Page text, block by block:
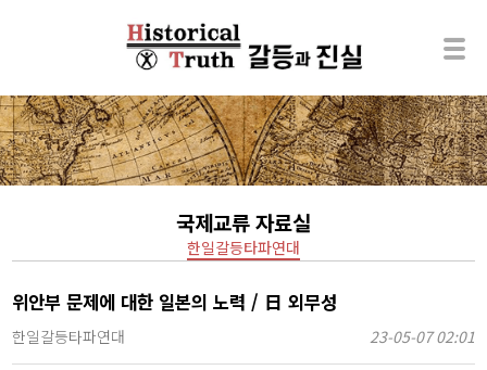
국제교류 자료실
한일갈등타파연대
위안부 문제에 대한 일본의 노력 / 日 외무성
한일갈등타파연대 23-05-07 02:01